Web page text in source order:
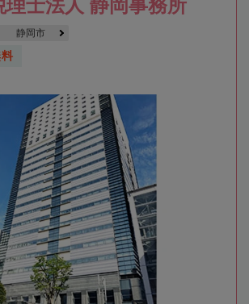
理士法人 静岡事務所
静岡市